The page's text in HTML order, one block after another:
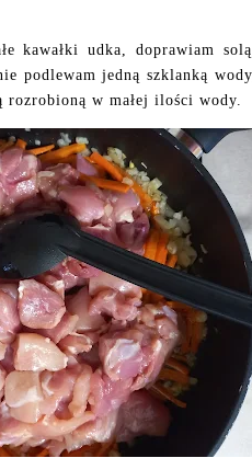
kawałki udka, doprawiam
podlewam jedną szklanką
rozrobioną w małej ilości wody.